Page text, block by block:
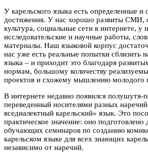
У карельского языка есть определенные и
достижения. У нас хорошо развиты СМИ,
культура, социальные сети в интернете, у
исследовательские и научные работы,
материалы. Наш языковой корпус
нас уже есть реальные попытки сблизить
языка – и приходит это благодаря
нормам, большому количеству
проектов и схожему мышлению молодого
В интернете недавно появился полушутя-
переведенный носителями разных
вседиалектный карельский» язык. Это
практическое значение: оно подготовлено
обучающих семинаров по созданию
карельском языке для всех знающих
независимо от наречий.